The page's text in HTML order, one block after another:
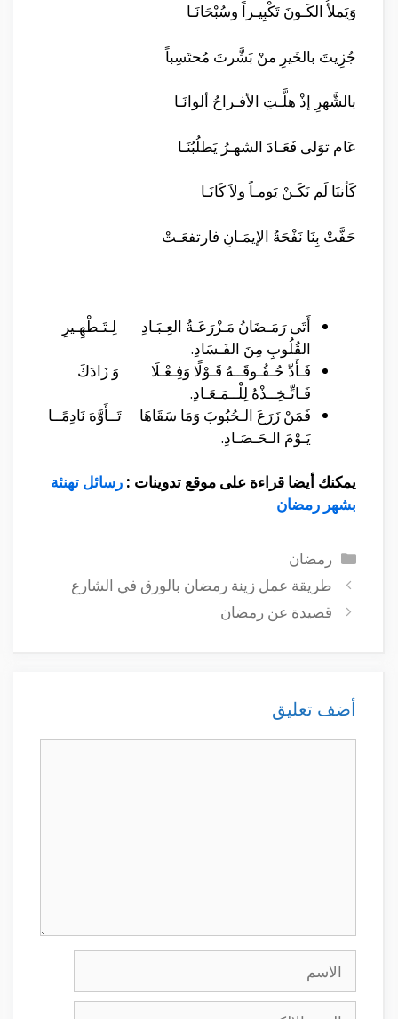
وَيَملأُ الكَـونَ تَكْبِيـراً وسُبْحَانَـا
جُزِيتَ بالخَيرِ منْ بَشَّرتَ مُحتَسِباً
بالشَّهرِ إذْ هلَّـتِ الأفـراحُ ألوانَـا
عَام توَلى فَعَـادَ الشهـرُ يَطلُبُنَـا
كَأننَا لَم نَكَـنْ يَومـاً ولاَ كَانَـا
حَفَّتْ بِنَا نَفْحَةُ الإيمَـانِ فارتفعَـتْ
أَتَى رَمَـضَانُ مَـزْرَعَـةُ العِـبَـادِ لِـتَـطْهِـيرِ
القُلُوبِ مِنَ الفَـسَادِ.
فَـأَدِّ حُـقُـوقَــهُ قَـوْلًا وَفِـعْـلَا وَ زَادَكَ
فَـاتِّـخِــذْهُ لِلْــمَـعَـادِ.
فَمَنْ زَرَعَ الـحُبُوبَ وَمَا سَقَاهَا تَــأَوَّهَ نَادِمًــا
يَـوْمَ الـحَـصَـادِ.
يمكنك أيضا قراءة على موقع تدوينات : رسائل تهنئة
بشهر رمضان
التصنيفات
رمضان
طريقة عمل زينة رمضان بالورق في الشارع
قصيدة عن رمضان
أضف تعليق
الاسم
البريد